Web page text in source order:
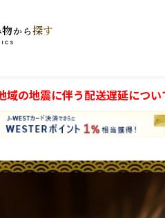
から 探す
域の地震に伴う配送遅延につい